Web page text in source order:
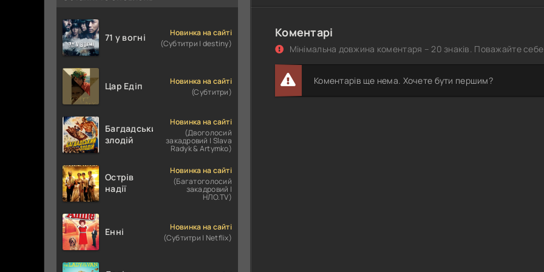
Коментарі
Мінімальна довжина коментаря – 20 знаків. Поважайте себе
Коментарів ще нема. Хочете бути першим?
71 у вогні
Новинка на сайті
(Субтитри | destiny)
Цар Едіп
Новинка на сайті
(Субтитри)
Багдадський
злодій
Новинка на сайті
(Двоголосий
закадровий | Slava
Radyk & Artymko)
Острів
надії
Новинка на сайті
(Багатоголосий
закадровий |
НЛО.TV)
Енні
Новинка на сайті
(Субтитри | Netflix)